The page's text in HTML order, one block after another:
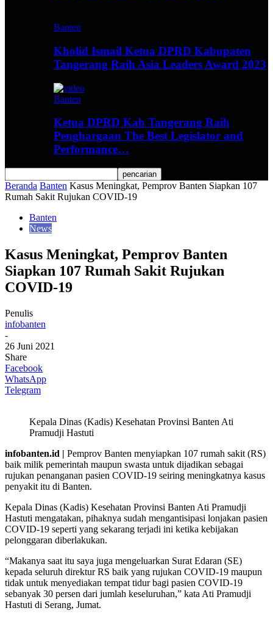
Banten
Kholid Ismail Ketua DPRD Kabupaten
Tangerang Raih Asia Leaders Award 2023
Banten
Ketua DPRD Kab Tangerang Raih
Penghargaan The Best Legislator and
Performance…
Beranda Banten Kasus Meningkat, Pemprov Banten Siapkan 107
Rumah Sakit Rujukan COVID-19
Banten
News
Kasus Meningkat, Pemprov Banten
Siapkan 107 Rumah Sakit Rujukan
COVID-19
Penulis
infobanten
-
26 Juni 2021
Share
Facebook
WhatsApp
Telegram
Kepala Dinas (Kadis) Kesehatan Provinsi Banten Ati
Pramudji Hastuti
infobanten.id | Pemprov Banten menyiapkan 107 rumah sakit (RS)
baik milik pemerintah maupun swasta untuk dijadikan sebagai
rujukan penanganan pasien COVID-19 seiring meningkatnya kasus
penyakit itu di Banten.
Kepala Dinas (Kadis) Kesehatan Provinsi Banten Ati Pramudji
Hastuti mengatakan, pihaknya sudah mengantisipasi lonjakan pasien
COVID-19 seperti yang sekarang terjadi ini ketika kebijakan
pelonggaran diberlakukan.
“Makanya saat itu saya juga mengeluarkan Surat Edaran (SE)
kepada seluruh direktur RS baik yang rujukan COVID-19 maupun
tidak untuk menyediakan tempat tidur bagi pasien COVID-19
sebanyak 30 persen dari jumlah keseluruhan,” kata Ati Pramudji
Hastuti di Serang, Jumat.